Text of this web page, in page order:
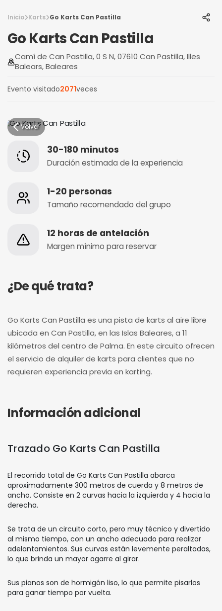
Inicio Karts Go Karts Can Pastilla
Go Karts Can Pastilla
Camí de Can Pastilla, 0 S N, 07610 Can Pastilla, Illes
Balears, Baleares
Evento visitado2071veces
Volver
30-180 minutos
Duración estimada de la experiencia
1-20 personas
Tamaño recomendado del grupo
12 horas de antelación
Margen mínimo para reservar
¿De qué trata?
Go Karts Can Pastilla es una pista de karts al aire libre
ubicada en Can Pastilla, en las Islas Baleares, a 11
kilómetros del centro de Palma. En este circuito ofrecen
el servicio de alquiler de karts para clientes que no
requieren experiencia previa en karting.
Información adicional
Trazado Go Karts Can Pastilla
El recorrido total de Go Karts Can Pastilla abarca
aproximadamente 300 metros de cuerda y 8 metros de
ancho. Consiste en 2 curvas hacia la izquierda y 4 hacia la
derecha.
Se trata de un circuito corto, pero muy técnico y divertido
al mismo tiempo, con un ancho adecuado para realizar
adelantamientos. Sus curvas están levemente peraltadas,
lo que brinda un mayor agarre al girar.
Sus pianos son de hormigón liso, lo que permite pisarlos
para ganar tiempo por vuelta.